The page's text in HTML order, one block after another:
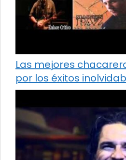
Las mejores
por los éxitos